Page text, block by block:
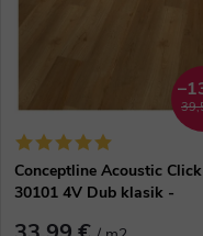
e
p
s
p
r
Conceptline Acoustic Click
30101 4V Dub klasik -